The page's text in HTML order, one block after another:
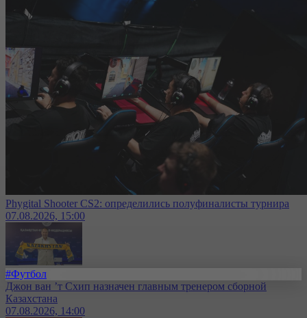
Phygital Shooter CS2: определились полуфиналисты турнира
07.08.2026, 15:00
#Футбол
Джон ван ’т Схип назначен главным тренером сборной
Казахстана
07.08.2026, 14:00